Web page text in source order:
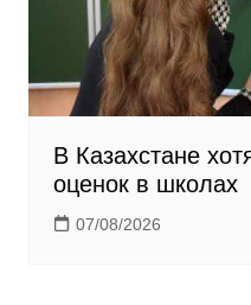
В Казахстане
оценок в школах
07/08/2026